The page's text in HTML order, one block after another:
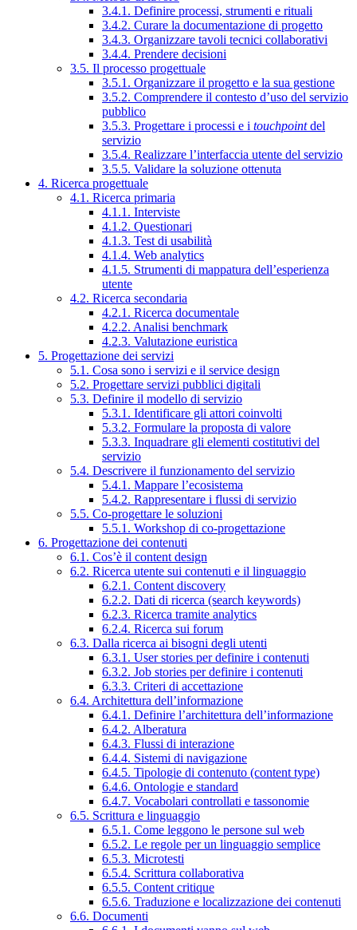
3.4.1. Definire processi, strumenti e rituali
3.4.2. Curare la documentazione di progetto
3.4.3. Organizzare tavoli tecnici collaborativi
3.4.4. Prendere decisioni
3.5. Il processo progettuale
3.5.1. Organizzare il progetto e la sua gestione
3.5.2. Comprendere il contesto d’uso del servizio
pubblico
3.5.3. Progettare i processi e i touchpointdel
servizio
3.5.4. Realizzare l’interfaccia utente del servizio
3.5.5. Validare la soluzione ottenuta
4. Ricerca progettuale
4.1. Ricerca primaria
4.1.1. Interviste
4.1.2. Questionari
4.1.3. Test di usabilità
4.1.4. Web analytics
4.1.5. Strumenti di mappatura dell’esperienza
utente
4.2. Ricerca secondaria
4.2.1. Ricerca documentale
4.2.2. Analisi benchmark
4.2.3. Valutazione euristica
5. Progettazione dei servizi
5.1. Cosa sono i servizi e il service design
5.2. Progettare servizi pubblici digitali
5.3. Definire il modello di servizio
5.3.1. Identificare gli attori coinvolti
5.3.2. Formulare la proposta di valore
5.3.3. Inquadrare gli elementi costitutivi del
servizio
5.4. Descrivere il funzionamento del servizio
5.4.1. Mappare l’ecosistema
5.4.2. Rappresentare i flussi di servizio
5.5. Co-progettare le soluzioni
5.5.1. Workshop di co-progettazione
6. Progettazione dei contenuti
6.1. Cos’è il content design
6.2. Ricerca utente sui contenuti e il linguaggio
6.2.1. Content discovery
6.2.2. Dati di ricerca (search keywords)
6.2.3. Ricerca tramite analytics
6.2.4. Ricerca sui forum
6.3. Dalla ricerca ai bisogni degli utenti
6.3.1. User stories per definire i contenuti
6.3.2. Job stories per definire i contenuti
6.3.3. Criteri di accettazione
6.4. Architettura dell’informazione
6.4.1. Definire l’architettura dell’informazione
6.4.2. Alberatura
6.4.3. Flussi di interazione
6.4.4. Sistemi di navigazione
6.4.5. Tipologie di contenuto (content type)
6.4.6. Ontologie e standard
6.4.7. Vocabolari controllati e tassonomie
6.5. Scrittura e linguaggio
6.5.1. Come leggono le persone sul web
6.5.2. Le regole per un linguaggio semplice
6.5.3. Microtesti
6.5.4. Scrittura collaborativa
6.5.5. Content critique
6.5.6. Traduzione e localizzazione dei contenuti
6.6. Documenti